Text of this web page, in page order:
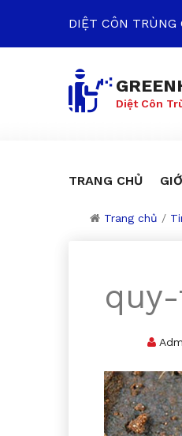
DIỆT CÔN TRÙNG
Diệt Côn
TRANG CHỦ
Trang chủ /